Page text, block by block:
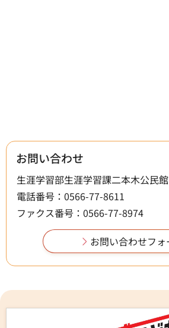
お問い合わせ
生涯学習部生涯学習課二本木公民館
電話番号：0566-77-8611
ファクス番号：0566-77-8974